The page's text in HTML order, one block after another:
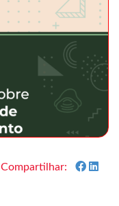
Compartilhar: